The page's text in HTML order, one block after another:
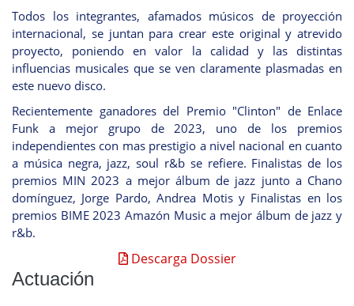
Todos los integrantes, afamados músicos de proyección
internacional, se juntan para crear este original y atrevido
proyecto, poniendo en valor la calidad y las distintas
influencias musicales que se ven claramente plasmadas en
este nuevo disco.
Recientemente ganadores del Premio "Clinton" de Enlace
Funk a mejor grupo de 2023, uno de los premios
independientes con mas prestigio a nivel nacional en cuanto
a música negra, jazz, soul r&b se refiere. Finalistas de los
premios MIN 2023 a mejor álbum de jazz junto a Chano
domínguez, Jorge Pardo, Andrea Motis y Finalistas en los
premios BIME 2023 Amazón Music a mejor álbum de jazz y
r&b.
Descarga Dossier
Actuación